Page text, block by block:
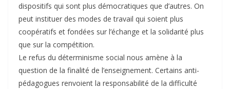
dispositifs qui sont plus démocratiques que d’autres. On
peut instituer des modes de travail qui soient plus
coopératifs et fondées sur l’échange et la solidarité plus
que sur la compétition.
Le refus du déterminisme social nous amène à la
question de la finalité de l’enseignement. Certains anti-
pédagogues renvoient la responsabilité de la difficulté